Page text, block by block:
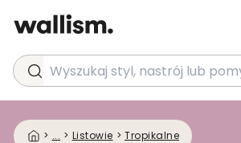
Wyszukaj styl, nastrój lub pomysł...
> ... > Listowie > Tropikalne